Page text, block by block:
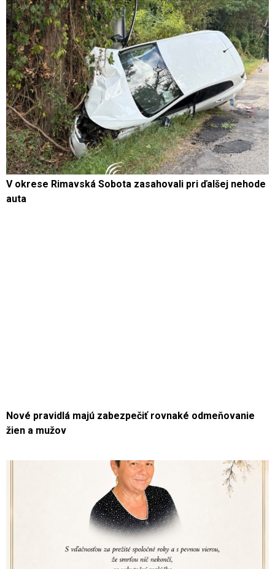
V okrese Rimavská Sobota zasahovali pri ďalšej nehode
auta
Nové pravidlá majú zabezpečiť rovnaké odmeňovanie
žien a mužov